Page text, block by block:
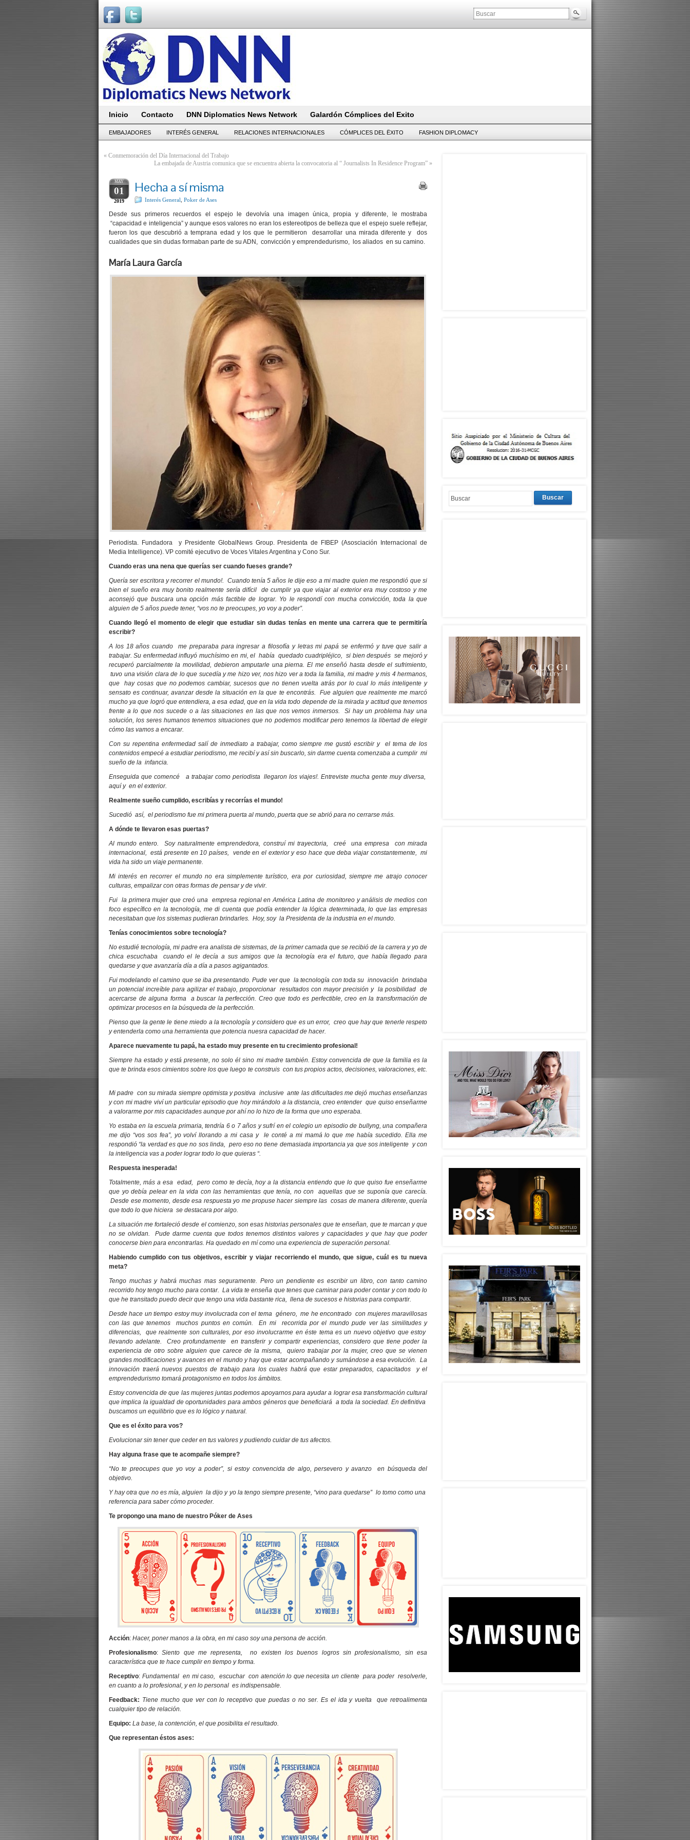
Inicio Contacto DNN Diplomatics News Network Galardón Cómplices del Exito
EMBAJADORES INTERÉS GENERAL RELACIONES INTERNACIONALES CÓMPLICES DEL ËXITO FASHION DIPLOMACY
« Conmemoración del Día Internacional del Trabajo
La embajada de Austria comunica que se encuentra abierta la convocatoria al “ Journalists In Residence Program” »
MAY
01
2019
Hecha a sí misma
Interés General Poker de Ases
Desde sus primeros recuerdos el espejo le devolvía una imagen única, propia y diferente, le mostraba
“capacidad e inteligencia” y aunque esos valores no eran los estereotipos de belleza que el espejo suele reflejar,
fueron los que descubrió a temprana edad y los que le permitieron desarrollar una mirada diferente y dos
cualidades que sin dudas formaban parte de su ADN, convicción y emprendedurismo, los aliados en su camino.
María Laura García
Periodista. Fundadora y Presidente GlobalNews Group. Presidenta de FIBEP (Asosciación Internacional de
Media Intelligence). VP comité ejecutivo de Voces Vitales Argentina y Cono Sur.
Cuando eras una nena que querías ser cuando fueses grande?
Quería ser escritora y recorrer el mundo!. Cuando tenía 5 años le dije eso a mi madre quien me respondió que si
bien el sueño era muy bonito realmente sería difícil de cumplir ya que viajar al exterior era muy costoso y me
aconsejó que buscara una opción más factible de lograr. Yo le respondí con mucha convicción, toda la que
alguien de 5 años puede tener, “vos no te preocupes, yo voy a poder”.
Cuando llegó el momento de elegir que estudiar sin dudas tenías en mente una carrera que te permitiría
escribir?
A los 18 años cuando me preparaba para ingresar a filosofía y letras mi papá se enfermó y tuve que salir a
trabajar. Su enfermedad influyó muchísimo en mi, el había quedado cuadripléjico, si bien después se mejoró y
recuperó parcialmente la movilidad, debieron amputarle una pierna. El me enseñó hasta desde el sufrimiento,
tuvo una visión clara de lo que sucedía y me hizo ver, nos hizo ver a toda la familia, mi madre y mis 4 hermanos,
que hay cosas que no podemos cambiar, sucesos que no tienen vuelta atrás por lo cual lo más inteligente y
sensato es continuar, avanzar desde la situación en la que te encontrás. Fue alguien que realmente me marcó
mucho ya que logró que entendiera, a esa edad, que en la vida todo depende de la mirada y actitud que tenemos
frente a lo que nos sucede o a las situaciones en las que nos vemos inmersos. Si hay un problema hay una
solución, los seres humanos tenemos situaciones que no podemos modificar pero tenemos la libertad de elegir
cómo las vamos a encarar.
Con su repentina enfermedad salí de inmediato a trabajar, como siempre me gustó escribir y el tema de los
contenidos empecé a estudiar periodismo, me recibí y así sin buscarlo, sin darme cuenta comenzaba a cumplir mi
sueño de la infancia.
Enseguida que comencé a trabajar como periodista llegaron los viajes!. Entreviste mucha gente muy diversa,
aquí y en el exterior.
Realmente sueño cumplido, escribías y recorrías el mundo!
Sucedió así, el periodismo fue mi primera puerta al mundo, puerta que se abrió para no cerrarse más.
A dónde te llevaron esas puertas?
Al mundo entero. Soy naturalmente emprendedora, construí mi trayectoria, creé una empresa con mirada
internacional, está presente en 10 países, vende en el exterior y eso hace que deba viajar constantemente, mi
vida ha sido un viaje permanente.
Mi interés en recorrer el mundo no era simplemente turístico, era por curiosidad, siempre me atrajo conocer
culturas, empalizar con otras formas de pensar y de vivir.
Fui la primera mujer que creó una empresa regional en América Latina de monitoreo y análisis de medios con
foco específico en la tecnología, me di cuenta que podía entender la lógica determinada, lo que las empresas
necesitaban que los sistemas pudieran brindarles. Hoy, soy la Presidenta de la industria en el mundo.
Tenías conocimientos sobre tecnología?
No estudié tecnología, mi padre era analista de sistemas, de la primer camada que se recibió de la carrera y yo de
chica escuchaba cuando el le decía a sus amigos que la tecnología era el futuro, que había llegado para
quedarse y que avanzaría día a día a pasos agigantados.
Fui modelando el camino que se iba presentando. Pude ver que la tecnología con toda su innovación brindaba
un potencial increíble para agilizar el trabajo, proporcionar resultados con mayor precisión y la posibilidad de
acercarse de alguna forma a buscar la perfección. Creo que todo es perfectible, creo en la transformación de
optimizar procesos en la búsqueda de la perfección.
Pienso que la gente le tiene miedo a la tecnología y considero que es un error, creo que hay que tenerle respeto
y entenderla como una herramienta que potencia nuesra capacidad de hacer.
Aparece nuevamente tu papá, ha estado muy presente en tu crecimiento profesional!
Siempre ha estado y está presente, no solo él sino mi madre también. Estoy convencida de que la familia es la
que te brinda esos cimientos sobre los que luego te construis con tus propios actos, decisiones, valoraciones, etc.
Mi padre con su mirada siempre optimista y positiva inclusive ante las dificultades me dejó muchas enseñanzas
y con mi madre viví un particular episodio que hoy mirándolo a la distancia, creo entender que quiso enseñarme
a valorarme por mis capacidades aunque por ahí no lo hizo de la forma que uno esperaba.
Yo estaba en la escuela primaria, tendría 6 o 7 años y sufrí en el colegio un episodio de bullyng, una compañera
me dijo “vos sos fea”, yo volví llorando a mi casa y le conté a mi mamá lo que me había sucedido. Ella me
respondió “la verdad es que no sos linda, pero eso no tiene demasiada importancia ya que sos inteligente y con
la inteligencia vas a poder lograr todo lo que quieras “.
Respuesta inesperada!
Totalmente, más a esa edad, pero como te decía, hoy a la distancia entiendo que lo que quiso fue enseñarme
que yo debía pelear en la vida con las herramientas que tenía, no con aquellas que se suponía que carecía.
Desde ese momento, desde esa respuesta yo me propuse hacer siempre las cosas de manera diferente, quería
que todo lo que hiciera se destacara por algo.
La situación me fortaleció desde el comienzo, son esas historias personales que te enseñan, que te marcan y que
no se olvidan. Pude darme cuenta que todos tenemos distintos valores y capacidades y que hay que poder
conocerse bien para encontrarlas. Ha quedado en mí como una experiencia de superación personal.
Habiendo cumplido con tus objetivos, escribir y viajar recorriendo el mundo, que sigue, cuál es tu nueva
meta?
Tengo muchas y habrá muchas mas seguramente. Pero un pendiente es escribir un libro, con tanto camino
recorrido hoy tengo mucho para contar. La vida te enseña que tenes que caminar para poder contar y con todo lo
que he transitado puedo decir que tengo una vida bastante rica, llena de sucesos e historias para compartir.
Desde hace un tiempo estoy muy involucrada con el tema género, me he encontrado con mujeres maravillosas
con las que tenemos muchos puntos en común. En mi recorrida por el mundo pude ver las similitudes y
diferencias, que realmente son culturales, por eso involucrarme en éste tema es un nuevo objetivo que estoy
llevando adelante. Creo profundamente en transferir y compartir experiencias, considero que tiene poder la
experiencia de otro sobre alguien que carece de la misma, quiero trabajar por la mujer, creo que se vienen
grandes modificaciones y avances en el mundo y hay que estar acompañando y sumándose a esa evolución. La
innovación traerá nuevos puestos de trabajo para los cuales habrá que estar preparados, capacitados y el
emprendedurismo tomará protagonismo en todos los ámbitos.
Estoy convencida de que las mujeres juntas podemos apoyarnos para ayudar a lograr esa transformación cultural
que implica la igualdad de oportunidades para ambos géneros que beneficiará a toda la sociedad. En definitiva
buscamos un equilibrio que es lo lógico y natural.
Que es el éxito para vos?
Evolucionar sin tener que ceder en tus valores y pudiendo cuidar de tus afectos.
Hay alguna frase que te acompañe siempre?
“No te preocupes que yo voy a poder”, si estoy convencida de algo, persevero y avanzo en búsqueda del
objetivo.
Y hay otra que no es mía, alguien la dijo y yo la tengo siempre presente, “vino para quedarse” lo tomo como una
referencia para saber cómo proceder.
Te propongo una mano de nuestro Póker de Ases
Acción: Hacer, poner manos a la obra, en mi caso soy una persona de acción.
Profesionalismo:Siento que me representa, no existen los buenos logros sin profesionalismo, sin esa
característica que te hace cumplir en tiempo y forma.
Receptivo: Fundamental en mi caso, escuchar con atención lo que necesita un cliente para poder resolverle,
en cuanto a lo profesional, y en lo personal es indispensable.
Feedback: Tiene mucho que ver con lo receptivo que puedas o no ser. Es el ida y vuelta que retroalimenta
cualquier tipo de relación.
Equipo: La base, la contención, el que posibilita el resultado.
Que representan éstos ases:
Buscar